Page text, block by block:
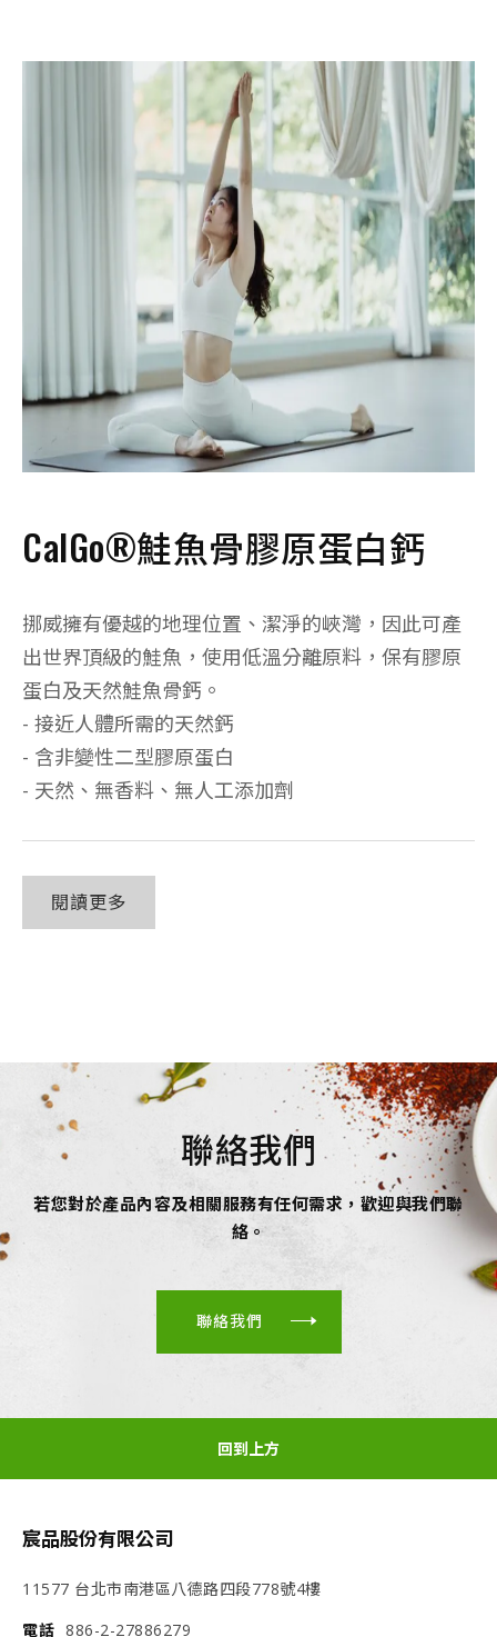
CalGo®鮭魚骨膠原蛋白鈣
挪威擁有優越的地理位置、潔淨的峽灣，因此可產
出世界頂級的鮭魚，使用低溫分離原料，保有膠原
蛋白及天然鮭魚骨鈣。
- 接近人體所需的天然鈣
- 含非變性二型膠原蛋白
- 天然、無香料、無人工添加劑
閱讀更多
聯絡我們
若您對於產品內容及相關服務有任何需求，歡迎與我們聯
絡。
聯絡我們
回到上方
宸品股份有限公司
11577 台北市南港區八德路四段778號4樓
電話 886-2-27886279